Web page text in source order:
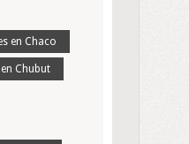
en Chaco
Chubut